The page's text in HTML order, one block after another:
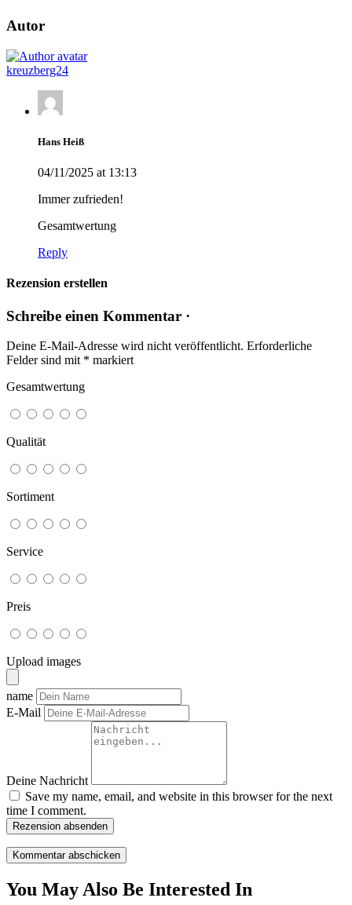
Autor
kreuzberg24
Hans Heiß
04/11/2025 at 13:13
Immer zufrieden!
Gesamtwertung
Reply
Rezension erstellen
Schreibe einen Kommentar ·
Deine E-Mail-Adresse wird nicht veröffentlicht. Erforderliche
Felder sind mit * markiert
Gesamtwertung
Qualität
Sortiment
Service
Preis
Upload images
name
E-Mail
Deine Nachricht
Save my name, email, and website in this browser for the next
time I comment.
Rezension absenden
You May Also Be Interested In